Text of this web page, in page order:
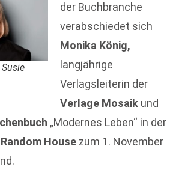
der Buchbranche
verabschiedet sich
Monika König,
langjährige
Verlagsleiterin der
Verlage Mosaik und
„Modernes Leben“ in der
Random House zum 1. November